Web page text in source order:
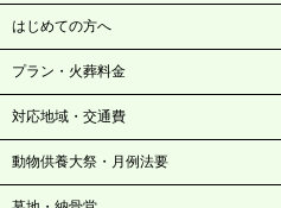
はじめての方へ
プラン・火葬料金
対応地域・交通費
動物供養大祭・月例法要